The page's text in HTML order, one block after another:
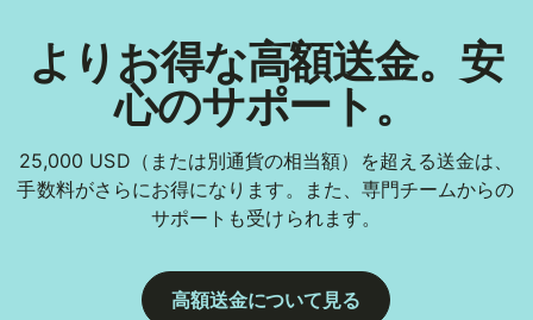
よりお得な高額送金。安
心のサポート。
25,000 USD（または別通貨の相当額）を超える送金は、
手数料がさらにお得になります。また、専門チームからの
サポートも受けられます。
高額送金について見る